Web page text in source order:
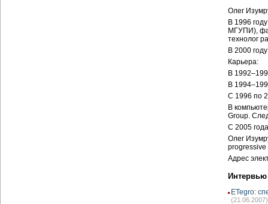
Олег
В 1996
МГУПИ),
технолог
В 2000
Карьера:
В
В
С 1996 по
В
Group.
C 2005
Олег
Адрес
Интервью
ETegro:
(21.06.2007)